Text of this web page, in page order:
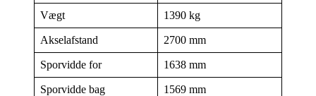
Vægt 1390 kg
Akselafstand 2700 mm
Sporvidde for 1638 mm
Sporvidde bag 1569 mm